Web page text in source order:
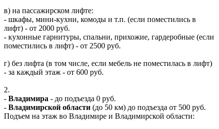
в) на пассажирском лифте:
- шкафы, мини-кухни, комоды и т.п. (если поместились в
лифт) - от 2000 руб.
- кухонные гарнитуры, спальни, прихожие, гардеробные (если
поместились в лифт) - от 2500 руб.
г) без лифта (в том числе, если мебель не поместилась в лифт)
- за каждый этаж - от 600 руб.
2.
- Владимира - до подъезда 0 руб.
- Владимирской области (до 50 км) до подъезда от 500 руб.
Подъем на этаж во Владимире и Владимирской области: